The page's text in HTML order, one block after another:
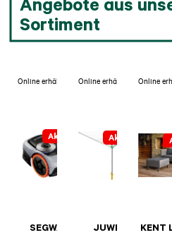
Sortiment
Online erhältlich
Aktion
SEGWAY
Online erhältlich
Aktion
JUWEL
Online
KENT